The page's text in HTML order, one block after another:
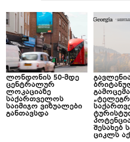
ლონდონის 50-მდე
ცენტრალურ
ლოკაციაზე
საქართველოს
საიმიჯო ვიზუალები
განთავსდა
გამოცემა
შესახებ
ციკლს